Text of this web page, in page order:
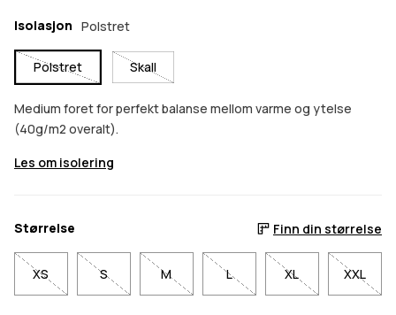
Isolasjon Polstret
Polstret Skall
Medium foret for perfekt balanse mellom varme og ytelse
(40g/m2 overalt).
Les om isolering
Størrelse Finn din størrelse
XS S M L XL XXL